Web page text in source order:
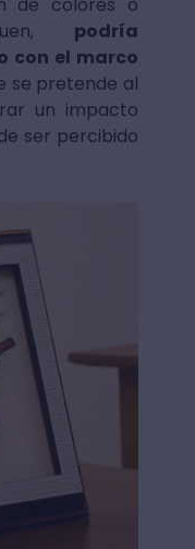
podría
con el marco
se pretende al
un impacto
ser percibido